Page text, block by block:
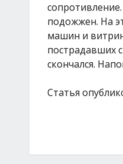
подожжен. На
машин и
пострадавших
скончался.
Статья